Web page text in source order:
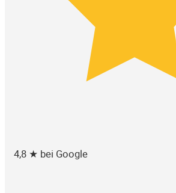
4,8 ★ bei Google